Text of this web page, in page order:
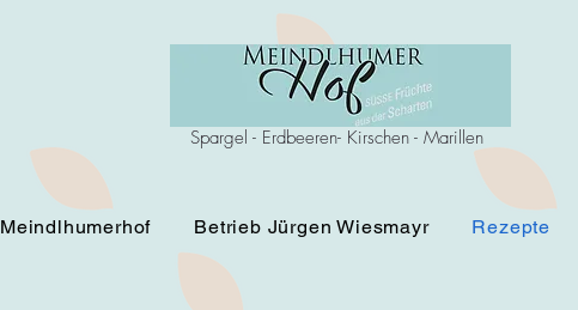
Spargel - Erdbeeren- Kirschen - Marillen
Meindlhumerhof Betrieb Jürgen Wiesmayr Rezepte